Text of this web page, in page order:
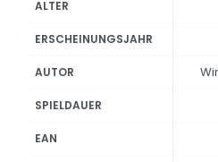
ALTER
ERSCHEINUNGSJAHR
AUTOR
SPIELDAUER
EAN